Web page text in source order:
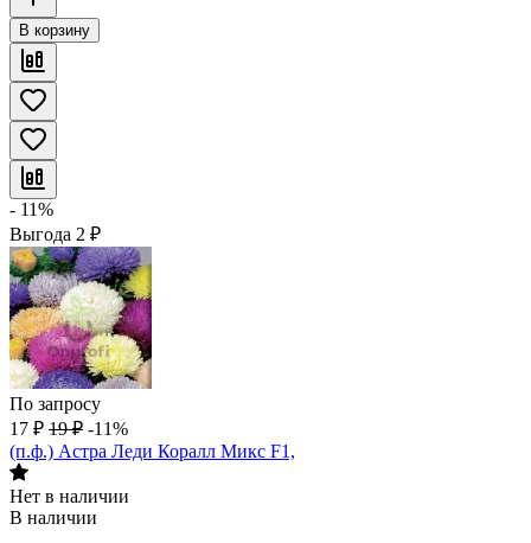
В корзину
- 11%
Выгода 2 ₽
По запросу
17 ₽ 19 ₽ -11%
(п.ф.) Астра Леди Коралл Микс F1,
Нет в наличии
В наличии